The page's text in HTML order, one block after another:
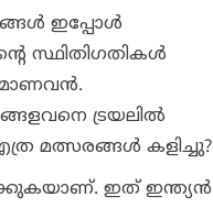
ഇപ്പോള്‍
സ്ഥിതിഗതികള്‍
ട്രയലില്‍
മത്സരങ്ങള്‍ കളിച്ചു?
ഇത് ഇന്ത്യന്‍